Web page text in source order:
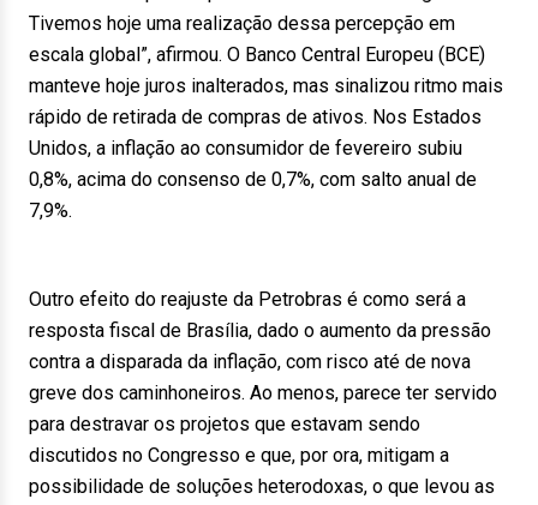
Tivemos hoje uma realização dessa percepção em
escala global”, afirmou. O Banco Central Europeu (BCE)
manteve hoje juros inalterados, mas sinalizou ritmo mais
rápido de retirada de compras de ativos. Nos Estados
Unidos, a inflação ao consumidor de fevereiro subiu
0,8%, acima do consenso de 0,7%, com salto anual de
7,9%.
Outro efeito do reajuste da Petrobras é como será a
resposta fiscal de Brasília, dado o aumento da pressão
contra a disparada da inflação, com risco até de nova
greve dos caminhoneiros. Ao menos, parece ter servido
para destravar os projetos que estavam sendo
discutidos no Congresso e que, por ora, mitigam a
possibilidade de soluções heterodoxas, o que levou as